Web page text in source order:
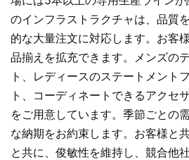
のインフラストラクチャは、品質
的な大量注文に対応します。お客
品揃えを拡充できます。メンズの
ト、レディースのステートメント
ト、コーディネートできるアクセ
をご用意しています。季節ごとの
な納期をお約束します。お客様と
と共に、俊敏性を維持し、競合他